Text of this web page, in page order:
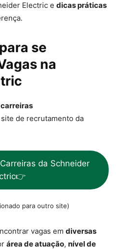
Electric e dicas práticas
se
na
carreiras
de recrutamento da
da Schneider
para outro site)
vagas em diversas
área de atuação, nível de